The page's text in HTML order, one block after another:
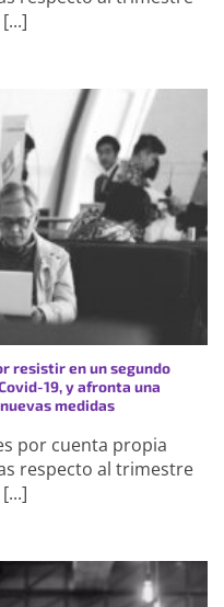
resistir en un segundo
19, y afronta una
medidas
por cuenta propia
respecto al trimestre